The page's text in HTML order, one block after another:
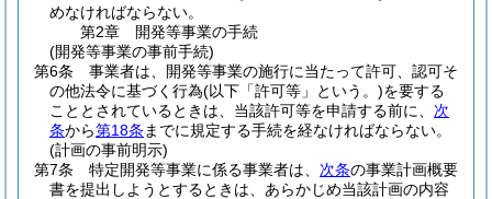
めなければならない。
第2章
開発等事業の手続
(開発等事業の事前手続)
第6条
事業者は、開発等事業の施行に当たって許可、認可そ
の他法令に基づく行為(以下「許可等」という。)を要する
こととされているときは、当該許可等を申請する前に、 次
条から第18条 までに規定する手続を経なければならない。
(計画の事前明示)
第7条
特定開発等事業に係る事業者は、 次条の事業計画概要
書を提出しようとするときは、あらかじめ当該計画の内容